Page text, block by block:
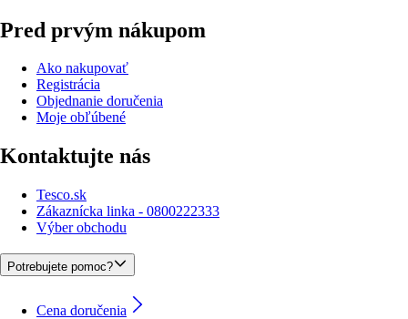
Pred prvým nákupom
Ako nakupovať
Registrácia
Objednanie doručenia
Moje obľúbené
Kontaktujte nás
Tesco.sk
Zákaznícka linka - 0800222333
Výber obchodu
Potrebujete pomoc?
Cena doručenia